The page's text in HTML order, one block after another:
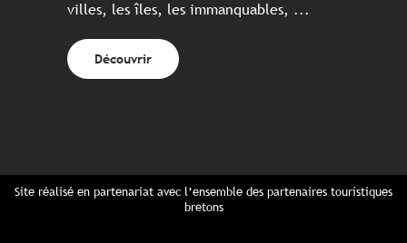
villes, les îles, les immanquables, ...
Découvrir
Site réalisé en partenariat avec l’ensemble des partenaires touristiques
bretons